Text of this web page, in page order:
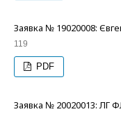
Заявка № 19020008:
119
PDF
Заявка № 20020013: ЛГ